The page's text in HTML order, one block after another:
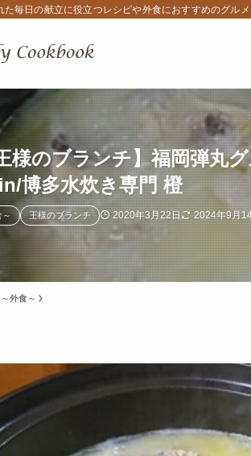
た毎日の献立に役立つレシピや外食におすすめのグルメ
様のブランチ】福岡弾丸
博多水炊き専門 橙
～ 王様のブランチ 2020年3月22日 2024年9月
外食～